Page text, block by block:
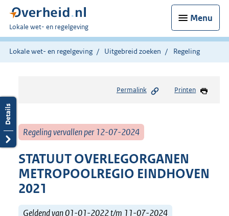
Menu
U
bent
hier:
Lokale wet- en regelgeving
Lokale wet- en regelgeving Uitgebreid zoeken Regeling
Permalink Printen
Regeling vervallen per 12-07-2024
STATUUT OVERLEGORGANEN
METROPOOLREGIO EINDHOVEN
2021
Geldend van 01-01-2022 t/m 11-07-2024